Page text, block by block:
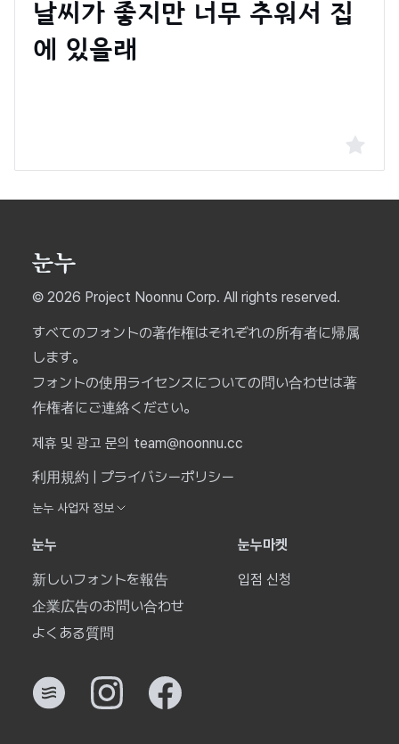
© 2026 Project Noonnu Corp. All rights reserved.
すべてのフォントの著作権はそれぞれの所有者に帰属
します。
フォントの使用ライセンスについての問い合わせは著
作権者にご連絡ください。
제휴 및 광고 문의 team@noonnu.cc
利用規約
プライバシーポリシー
눈누 사업자 정보
눈누
新しいフォントを報告
企業広告のお問い合わせ
よくある質問
눈누마켓
입점 신청